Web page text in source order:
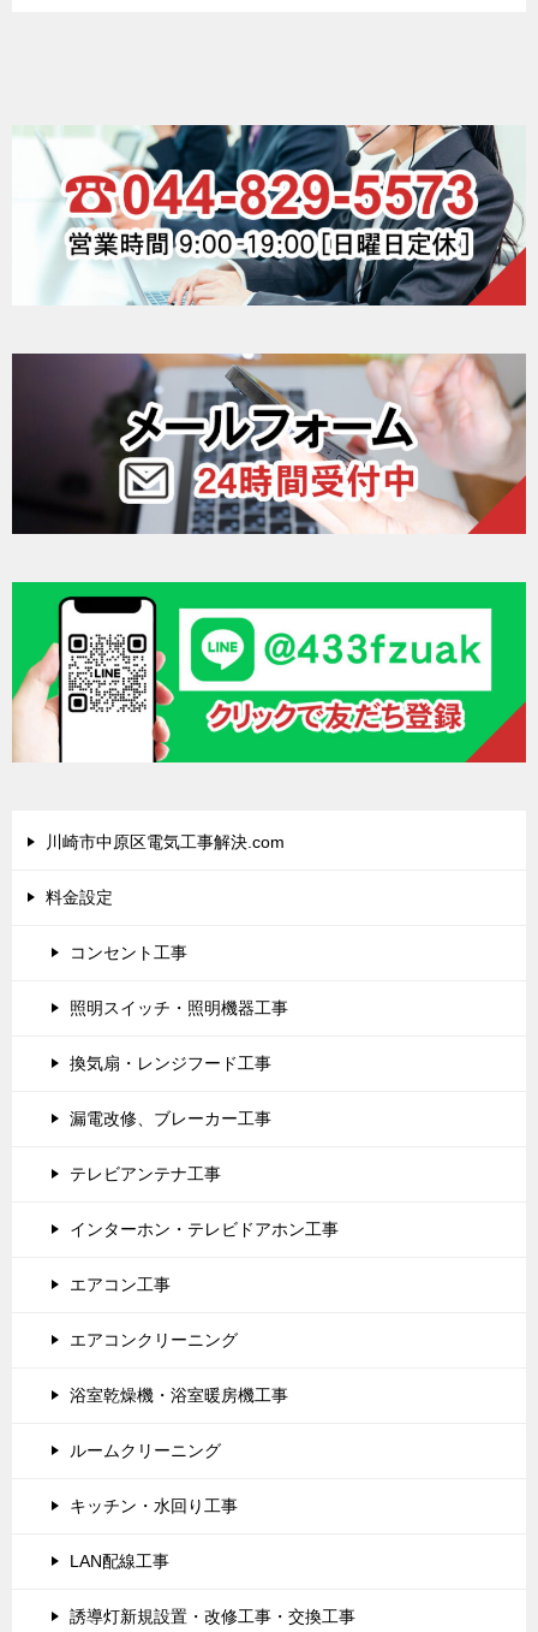
川崎市中原区電気工事解決.com
料金設定
コンセント工事
照明スイッチ・照明機器工事
換気扇・レンジフード工事
漏電改修、ブレーカー工事
テレビアンテナ工事
インターホン・テレビドアホン工事
エアコン工事
エアコンクリーニング
浴室乾燥機・浴室暖房機工事
ルームクリーニング
キッチン・水回り工事
LAN配線工事
誘導灯新規設置・改修工事・交換工事